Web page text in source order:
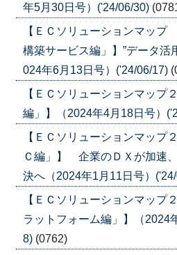
年5月30日号）('24/06/30)
【ＥＣソリューションマッ
構築サービス編」】”データ活
024年6月13日号）('24/06/17)
【ＥＣソリューションマップ
編」】（2024年4月18日号）
【ＥＣソリューションマップ
Ｃ編」】 企業のＤＸが加速
決へ（2024年1月11日号）
【ＥＣソリューションマッ
ラットフォーム編」】（2024
8) (0762)